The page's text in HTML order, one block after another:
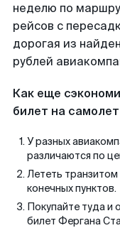
неделю по
рейсов с
дорогая из
рублей
Как еще
билет на
У разных
различаются по
Лететь
конечных пунктов.
Покупайте туда и
билет Фергана